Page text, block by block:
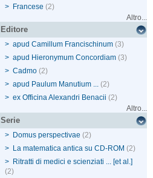
> Francese (2)
Altro...
Editore
> apud Camillum Francischinum (3)
> apud Hieronymum Concordiam (3)
> Cadmo (2)
> apud Paulum Manutium ... (2)
> ex Officina Alexandri Benacii (2)
Altro...
Serie
> Domus perspectivae (2)
> La matematica antica su CD-ROM (2)
> Ritratti di medici e scienziati ... [et al.]
(2)